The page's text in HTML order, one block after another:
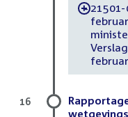
-
16